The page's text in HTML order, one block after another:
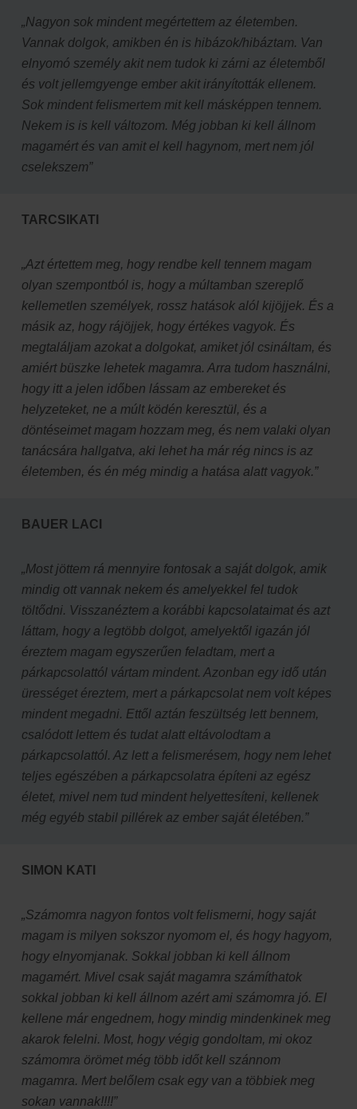
„Nagyon sok mindent megértettem az életemben.
Vannak dolgok, amikben én is hibázok/hibáztam. Van
elnyomó személy akit nem tudok ki zárni az életemből
és volt jellemgyenge ember akit irányították ellenem.
Sok mindent felismertem mit kell másképpen tennem.
Nekem is is kell változom. Még jobban ki kell állnom
magamért és van amit el kell hagynom, mert nem jól
cselekszem”
TARCSIKATI
„Azt értettem meg, hogy rendbe kell tennem magam
olyan szempontból is, hogy a múltamban szereplő
kellemetlen személyek, rossz hatások alól kijöjjek. És a
másik az, hogy rájöjjek, hogy értékes vagyok. És
megtaláljam azokat a dolgokat, amiket jól csináltam, és
amiért büszke lehetek magamra. Arra tudom használni,
hogy itt a jelen időben lássam az embereket és
helyzeteket, ne a múlt ködén keresztül, és a
döntéseimet magam hozzam meg, és nem valaki olyan
tanácsára hallgatva, aki lehet ha már rég nincs is az
életemben, és én még mindig a hatása alatt vagyok.”
BAUER LACI
„Most jöttem rá mennyire fontosak a saját dolgok, amik
mindig ott vannak nekem és amelyekkel fel tudok
töltődni. Visszanéztem a korábbi kapcsolataimat és azt
láttam, hogy a legtöbb dolgot, amelyektől igazán jól
éreztem magam egyszerűen feladtam, mert a
párkapcsolattól vártam mindent. Azonban egy idő után
ürességet éreztem, mert a párkapcsolat nem volt képes
mindent megadni. Ettől aztán feszültség lett bennem,
csalódott lettem és tudat alatt eltávolodtam a
párkapcsolattól. Az lett a felismerésem, hogy nem lehet
teljes egészében a párkapcsolatra építeni az egész
életet, mivel nem tud mindent helyettesíteni, kellenek
még egyéb stabil pillérek az ember saját életében.”
SIMON KATI
„Számomra nagyon fontos volt felismerni, hogy saját
magam is milyen sokszor nyomom el, és hogy hagyom,
hogy elnyomjanak. Sokkal jobban ki kell állnom
magamért. Mivel csak saját magamra számíthatok
sokkal jobban ki kell állnom azért ami számomra jó. El
kellene már engednem, hogy mindig mindenkinek meg
akarok felelni. Most, hogy végig gondoltam, mi okoz
számomra örömet még több időt kell szánnom
magamra. Mert belőlem csak egy van a többiek meg
sokan vannak!!!!”